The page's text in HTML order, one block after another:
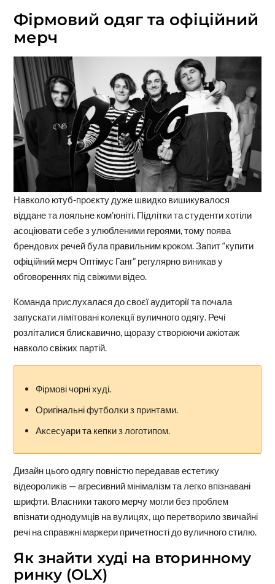
Фірмовий одяг та офіційний
мерч
Навколо ютуб-проєкту дуже швидко вишикувалося
віддане та лояльне ком’юніті. Підлітки та студенти хотіли
асоціювати себе з улюбленими героями, тому поява
брендових речей була правильним кроком. Запит “купити
офіційний мерч Оптімус Ганг” регулярно виникав у
обговореннях під свіжими відео.
Команда прислухалася до своєї аудиторії та почала
запускати лімітовані колекції вуличного одягу. Речі
розліталися блискавично, щоразу створюючи ажіотаж
навколо свіжих партій.
Фірмові чорні худі.
Оригінальні футболки з принтами.
Аксесуари та кепки з логотипом.
Дизайн цього одягу повністю передавав естетику
відеороликів — агресивний мінімалізм та легко впізнавані
шрифти. Власники такого мерчу могли без проблем
впізнати однодумців на вулицях, що перетворило звичайні
речі на справжні маркери причетності до вуличного стилю.
Як знайти худі на вторинному
ринку (OLX)